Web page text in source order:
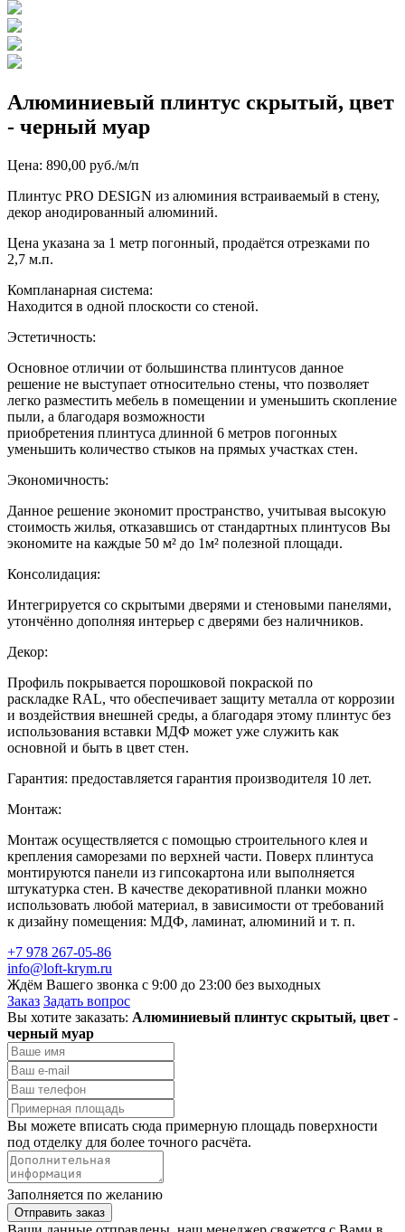
Алюминиевый плинтус скрытый, цвет
- черный муар
Цена: 890,00 руб./м/п
Плинтус PRO DESIGN из алюминия встраиваемый в стену,
декор анодированный алюминий.
Цена указана за 1 метр погонный, продаётся отрезками по
2,7 м.п.
Компланарная система:
Находится в одной плоскости со стеной.
Эстетичность:
Основное отличии от большинства плинтусов данное
решение не выступает относительно стены, что позволяет
легко разместить мебель в помещении и уменьшить скопление
пыли, а благодаря возможности
приобретения плинтуса длинной 6 метров погонных
уменьшить количество стыков на прямых участках стен.
Экономичность:
Данное решение экономит пространство, учитывая высокую
стоимость жилья, отказавшись от стандартных плинтусов Вы
экономите на каждые 50 м² до 1м² полезной площади.
Консолидация:
Интегрируется со скрытыми дверями и стеновыми панелями,
утончённо дополняя интерьер с дверями без наличников.
Декор:
Профиль покрывается порошковой покраской по
раскладке RAL, что обеспечивает защиту металла от коррозии
и воздействия внешней среды, а благодаря этому плинтус без
использования вставки МДФ может уже служить как
основной и быть в цвет стен.
Гарантия: предоставляется гарантия производителя 10 лет.
Монтаж:
Монтаж осуществляется с помощью строительного клея и
крепления саморезами по верхней части. Поверх плинтуса
монтируются панели из гипсокартона или выполняется
штукатурка стен. В качестве декоративной планки можно
использовать любой материал, в зависимости от требований
к дизайну помещения: МДФ, ламинат, алюминий и т. п.
+7 978 267-05-86
info@loft-krym.ru
Ждём Вашего звонка с 9:00 до 23:00 без выходных
Заказ Задать вопрос
Вы хотите заказать: Алюминиевый плинтус скрытый, цвет -
черный муар
Вы можете вписать сюда примерную площадь поверхности
под отделку для более точного расчёта.
Заполняется по желанию
Отправить заказ